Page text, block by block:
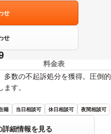
せ
せ
料金表
数の不起訴処分を獲得。圧倒的
す。
籍 当日相談可 休日相談可 夜間相談可
細情報を見る